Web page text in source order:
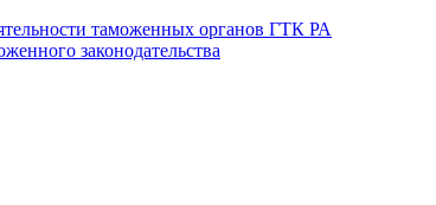
таможенных органов ГТК РА
законодательства